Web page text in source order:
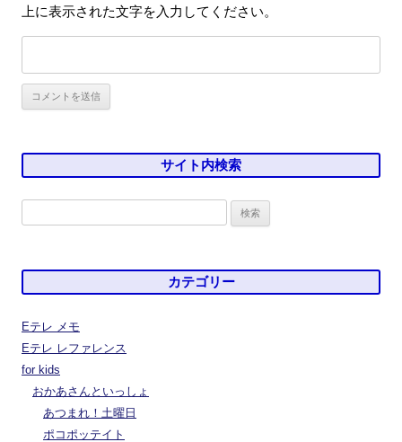
上に表示された文字を入力してください。
サイト内検索
索:
カテゴリー
Eテレ メモ
Eテレ レファレンス
for kids
おかあさんといっしょ
あつまれ！土曜日
ポコポッテイト